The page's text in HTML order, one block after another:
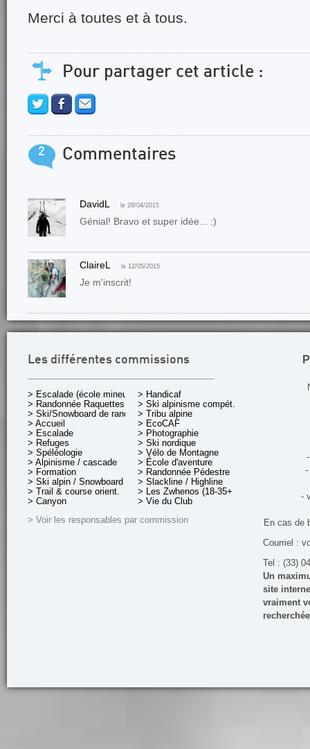
Merci à toutes et à tous.
Pour partager cet article :
2 Commentaires
DavidL le 28/04/2015
Génial! Bravo et super idée... :)
ClaireL le 12/05/2015
Je m'inscrit!
Les différentes commissions
> Escalade (école mineurs)
> Randonnée Raquettes
> Ski/Snowboard de rando.
> Accueil
> Escalade
> Refuges
> Spéléologie
> Alpinisme / cascade
> Formation
> Ski alpin / Snowboard
> Trail & course orient.
> Canyon
> Handicaf
> Ski alpinisme compét.
> Tribu alpine
> EcoCAF
> Photographie
> Ski nordique
> Vélo de Montagne
> École d'aventure
> Randonnée Pédestre
> Slackline / Highline
> Les Zwhenos (18-35+ ans)
> Vie du Club
> Voir les responsables par commission
-
-
En cas de
Courriel :
Tel : (33)
Un
site
vraiment